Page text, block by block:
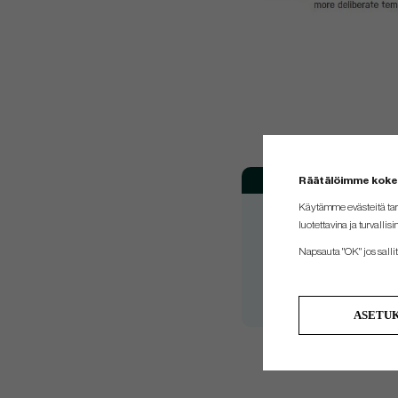
Model
Project X
Project X
Project X
Räätälöimme
Käytämme evästeitä
luotettavina ja
Napsauta "OK" jos